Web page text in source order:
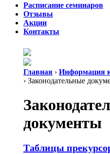
Расписание семинаров
Отзывы
Акции
Контакты
Главная › Информация
› Законодательные
документы
Таблицы